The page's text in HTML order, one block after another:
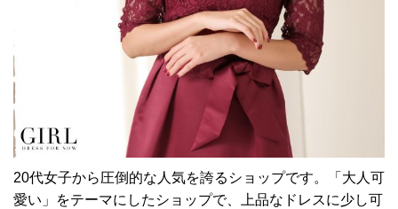
20代女子から圧倒的な人気を誇るショップです。「大人可
愛い」をテーマにしたショップで、上品なドレスに少し可